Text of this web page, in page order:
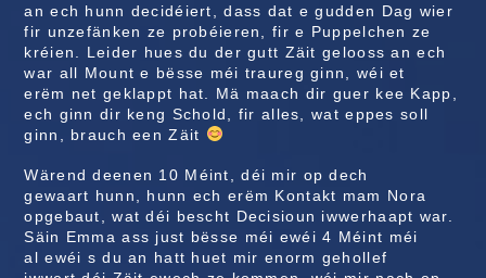
an ech hunn decidéiert, dass dat e gudden Dag wier
fir unzefänken ze probéieren, fir e Puppelchen ze
kréien. Leider hues du der gutt Zäit gelooss an ech
war all Mount e bësse méi traureg ginn, wéi et
erëm net geklappt hat. Mä maach dir guer kee Kapp,
ech ginn dir keng Schold, fir alles, wat eppes soll
ginn, brauch een Zäit
Wärend deenen 10 Méint, déi mir op dech
gewaart hunn, hunn ech erëm Kontakt mam Nora
opgebaut, wat déi bescht Decisioun iwwerhaapt war.
Säin Emma ass just bësse méi ewéi 4 Méint méi
al ewéi s du an hatt huet mir enorm gehollef